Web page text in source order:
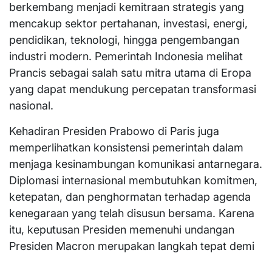
berkembang menjadi kemitraan strategis yang
mencakup sektor pertahanan, investasi, energi,
pendidikan, teknologi, hingga pengembangan
industri modern. Pemerintah Indonesia melihat
Prancis sebagai salah satu mitra utama di Eropa
yang dapat mendukung percepatan transformasi
nasional.
Kehadiran Presiden Prabowo di Paris juga
memperlihatkan konsistensi pemerintah dalam
menjaga kesinambungan komunikasi antarnegara.
Diplomasi internasional membutuhkan komitmen,
ketepatan, dan penghormatan terhadap agenda
kenegaraan yang telah disusun bersama. Karena
itu, keputusan Presiden memenuhi undangan
Presiden Macron merupakan langkah tepat demi